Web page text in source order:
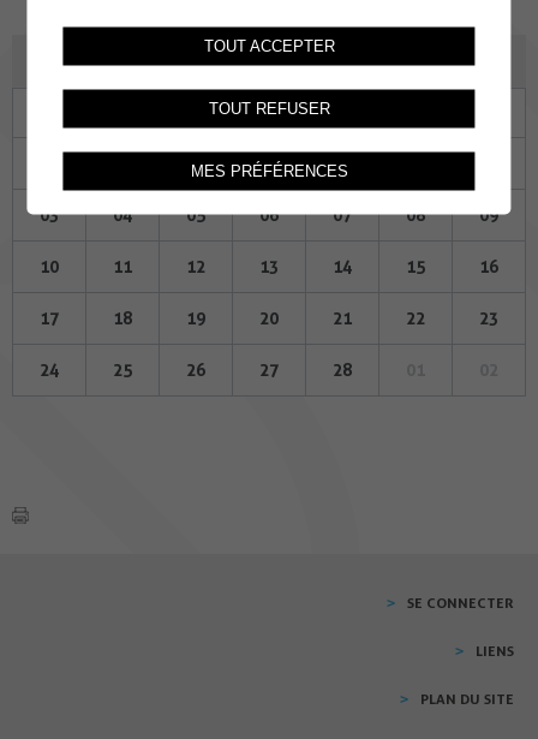
FÉVRIER 2025
Je
29 30 31
03 04 05 06 07 08 09
10 11 12 13 14 15 16
17 18 19 20 21 22 23
24 25 26 27 28
SE CONNECTER
LIENS
PLAN DU SITE
TOUT ACCEPTER
TOUT REFUSER
MES PRÉFÉRENCES